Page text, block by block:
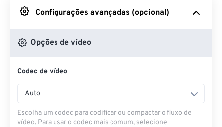
Do Google Drive
Do OneDrive
Configurações avançadas (opcional)
Opções de vídeo
Codec de vídeo
Auto
Escolha um codec para codificar ou compactar o fluxo de
vídeo. Para usar o codec mais comum, selecione